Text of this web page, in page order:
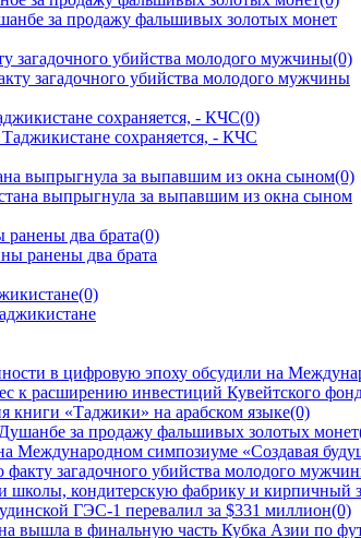
загадочного убийства молодого мужчины(0)
сохраняется, - КЧС(0)
выпрыгнула за выпавшим из окна сыном(0)
два брата(0)
(0)
в цифровую эпоху обсудили на
к расширению инвестиций Кувейтского
книги «Таджики» на арабском языке(0)
за продажу фальшивых золотых монет
Международном симпозиуме «Создавая
загадочного убийства молодого
школы, кондитерскую фабрику и кирпичный
ГЭС-1 перевалил за $331 миллион(0)
вышла в финальную часть Кубка Азии по